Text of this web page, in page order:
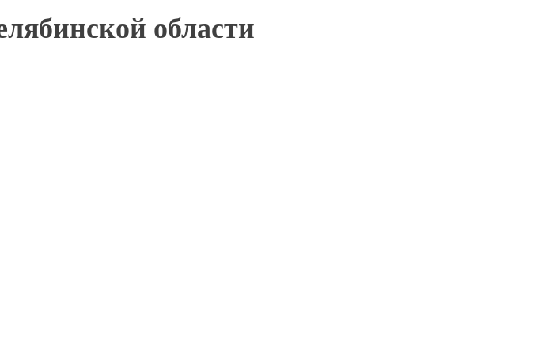
области